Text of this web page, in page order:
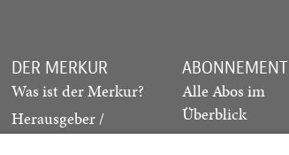
DER MERKUR
Was ist der Merkur?
Herausgeber /
Redaktion
ABONNEMENT
Alle Abos im
Überblick
Print-Abo